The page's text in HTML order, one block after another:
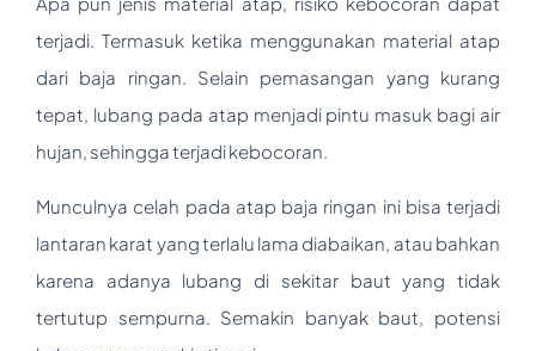
terjadi. Termasuk ketika menggunakan material atap
dari baja ringan. Selain pemasangan yang kurang
tepat, lubang pada atap menjadi pintu masuk bagi air
hujan, sehingga terjadi kebocoran.
Munculnya celah pada atap baja ringan ini bisa terjadi
lantaran karat yang terlalu lama diabaikan, atau bahkan
karena adanya lubang di sekitar baut yang tidak
tertutup sempurna. Semakin banyak baut, potensi